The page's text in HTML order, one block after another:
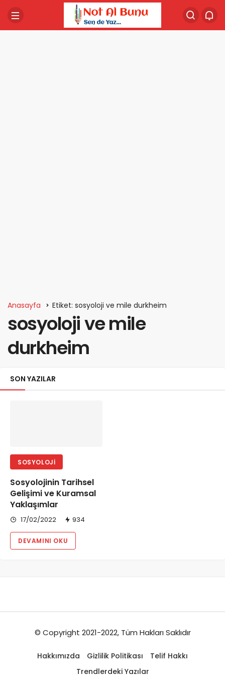
Anasayfa Etiket: sosyoloji ve mile durkheim
sosyoloji ve mile
durkheim
SON YAZILAR
SOSYOLOJI
Sosyolojinin Tarihsel
Gelişimi ve Kuramsal
Yaklaşımlar
17/02/2022 934
DEVAMINI OKU
© Copyright 2021-2022, Tüm Hakları Saklıdır
Hakkımızda Gizlilik Politikası
Telif Hakkı
Trendlerdeki Yazılar